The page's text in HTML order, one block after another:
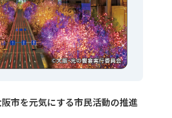
市を元気にする市民活動の推進